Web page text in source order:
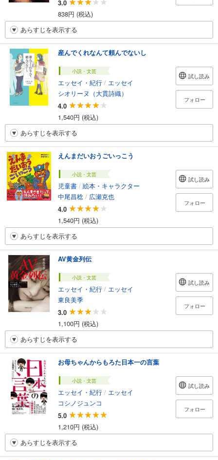
3.0
838円 (税込)
あらすじを表示する
産んでくれなんて頼んでないし
小説・文芸
エッセイ・紀行 / エッセイ
シオリーヌ（大貫詩織）
4.0
1,540円 (税込)
試し読み
フォロー
あらすじを表示する
えんまだいおうごいっこう
小説・文芸
児童書 / 絵本・キャラクター
中尾昌稔 / 広瀬克也
4.0
1,540円 (税込)
試し読み
フォロー
あらすじを表示する
AV黄金列伝
小説・文芸
エッセイ・紀行 / エッセイ
東良美季
3.0
1,100円 (税込)
試し読み
フォロー
あらすじを表示する
お母ちゃんからもろた日本一の言葉
小説・文芸
エッセイ・紀行 / エッセイ
コシノジュンコ
5.0
1,210円 (税込)
試し読み
フォロー
あらすじを表示する